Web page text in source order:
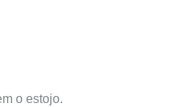
o estojo.